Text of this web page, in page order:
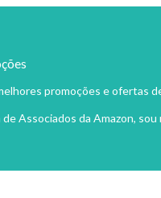
promoções e ofertas
Associados da Amazon, sou